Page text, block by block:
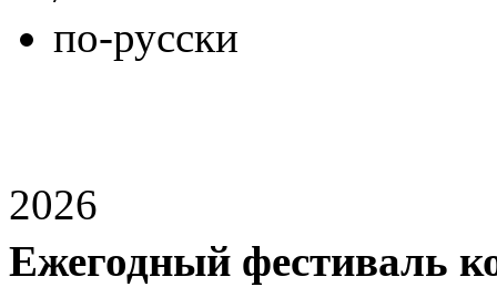
по-русски
2026
Ежегодный фестиваль